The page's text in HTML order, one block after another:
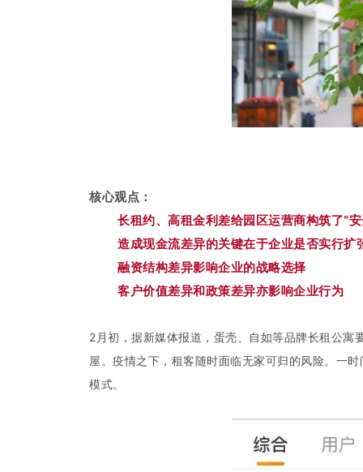
核心观点：
长租约、高租金利差给园区运营商构筑了“
造成现金流差异的关键在于企业是否实行扩
融资结构差异影响企业的战略选择
客户价值差异和政策差异亦影响企业行为
2月初，据新媒体报道，蛋壳、自如等品牌长租公
屋。疫情之下，租客随时面临无家可归的风险。一
模式。